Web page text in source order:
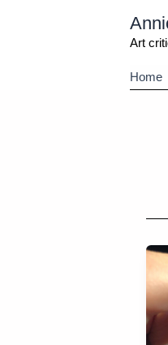
Art
Home